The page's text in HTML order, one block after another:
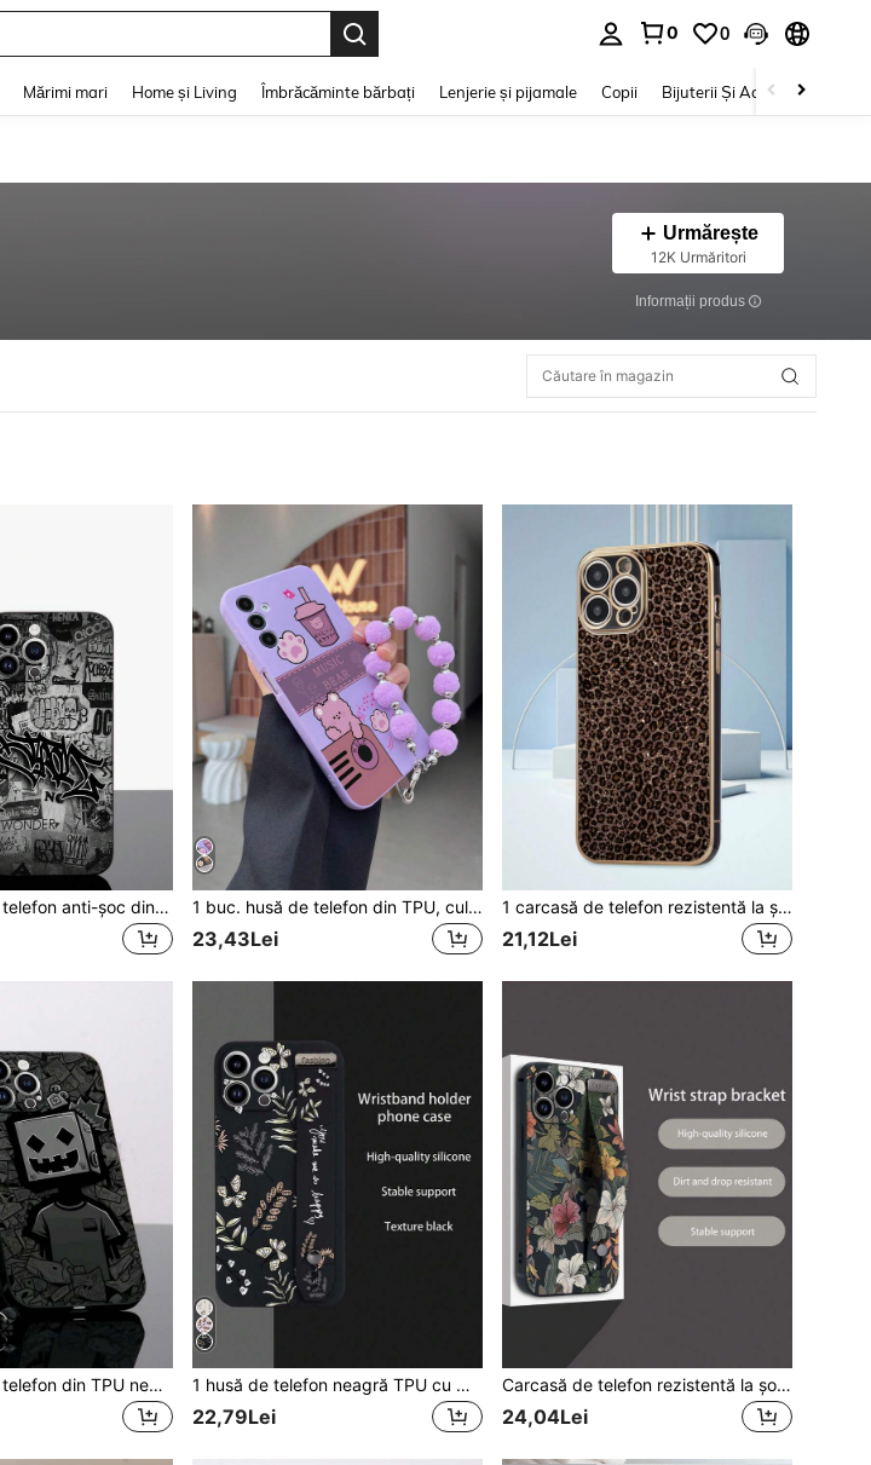
0 0
Mărimi mari Home și Living Îmbrăcăminte bărbați Lenjerie și pijamale Copii Bijuterii Și Accesorii
Urmărește
12K Urmăritori
Informații produs
1 buc. husă de telefon anti-șoc din TPU negru cu model text graffiti stradal și 1 buc. curea pentru telefon cu catarama Mine neagră, potrivită pentru husă versatilă de telefon/husă de telefon cu curea/husă de telefon amuzantă/husă de telefon Apple/husă de telefon Android/husă de telefon/husă de telefon/husă de telefon 1 buc. husă de telefon din TPU, culoare uni, cu model ursuleț și cafea, rezistentă la șocuri, și 1 buc. brățară cu pompon, culoare uni, potrivită pentru /Apple Phone Case/Matching Phone Case/Phone Case With Lanyard/Fun Phone Case/Android Phone Case/ Phone Case/ Phone Case/ Phone Case/Phone Case/Phone 6 7 8 11 12 13 14 15 16 17 18 PLUS X XR XS Mini Pro MAX/Galaxy A51 4G/Galaxy A52/A52s 5G/Galaxy S23 Ultra
23,43Lei
1 carcasă de telefon rezistentă la șocuri cu model leopard electrolizat TPU, culoare solidă, compatibilă cu telefoanele Apple/Android
21,12Lei
1 buc. husă de telefon din TPU negru cu model monster pe carton, rezistentă la șocuri, și 1 buc. curea pentru închegat de mână cu cataramă Mine neagră, compatibilă cu Apple, husă de telefon asortată, husă de telefon amuzantă, husă de telefon cu șnur, husă de telefon Android, potrivită pentru Phone 6 7 8 11 12 13 14 15 16 17 18 PLUS X XR XS Mini Pro MAX/Galaxy A51 4G/Galaxy A52/A52s 5G/Galaxy S23 Ultra/Galaxy A13 4G 1 husă de telefon neagră TPU cu model floral, rezistentă la șocuri, compatibilă cu și Android (huse de telefon asortate, huse de telefon cu brățară, huse de telefon cu suport pentru brățară, huse de telefon amuzante, compatibile cu huse , compatibile cu huse , compatibile cu huse Oppo, compatibile cu husa Apple compatibilă cu husa 15 Pro Max, compatibile cu husa A14, compatibile cu husa A54, compatibile cu husa A52, compatibile cu husa A31 4G, compatibile cu husa A23, compatibile cu husa Redmi Note 8 Pro, compatibile cu husa Redmi Note 11 Pro 4G, compatibile cu husa Redmi Note 12 4G, compatibile cu husa Oppo A54), versiune internațională, nu versiunea națională.
22,79Lei
Carcasă de telefon rezistentă la șocuri cu model floral, model la modă TPU, 1 buc., neagră, TPU, cu model floral, cu bandă de mânecă, versatilă și creativă, la modă, cu acoperire completă, potrivită ca și cadou de ziua de naștere/sărbătoare/aniversare pentru prietenă/iubit, soție/soț, prieteni, compatibilă cu telefoanele Apple/Android, ziua de naștere de primăvară
24,04Lei